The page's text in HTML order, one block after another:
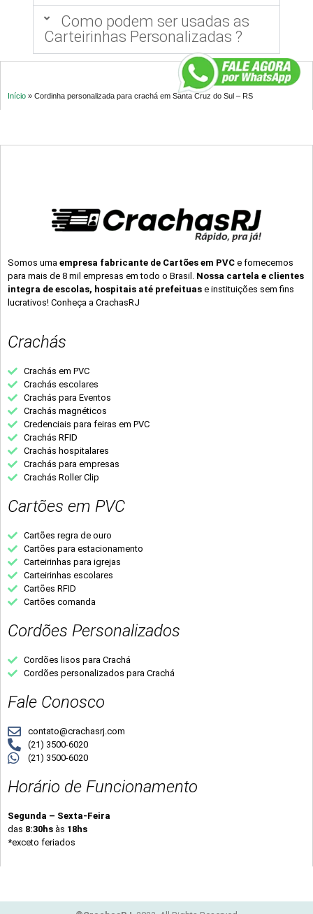
Como podem ser usadas as
Carteirinhas Personalizadas ?
Início » Cordinha personalizada para crachá em Santa Cruz do Sul – RS
Somos uma empresa fabricante de Cartões em PVC e fornecemos
para mais de 8 mil empresas em todo o Brasil. Nossa cartela e clientes
integra de escolas, hospitais até prefeituas e instituições sem fins
lucrativos! Conheça a CrachasRJ
Crachás
Crachás em PVC
Crachás escolares
Crachás para Eventos
Crachás magnéticos
Credenciais para feiras em PVC
Crachás RFID
Crachás hospitalares
Crachás para empresas
Crachás Roller Clip
Cartões em PVC
Cartões regra de ouro
Cartões para estacionamento
Carteirinhas para igrejas
Carteirinhas escolares
Cartões RFID
Cartões comanda
Cordões Personalizados
Cordões lisos para Crachá
Cordões personalizados para Crachá
Fale Conosco
contato@crachasrj.com
(21) 3500-6020
(21) 3500-6020
Horário de Funcionamento
Segunda – Sexta-Feira
das 8:30hs às 18hs
*exceto feriados